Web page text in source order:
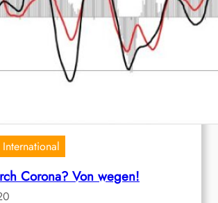
International
Corona? Von wegen!